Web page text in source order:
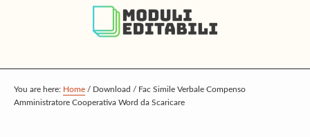
p
t
p
t
p
t
You are here: Home / Download / Fac Simile Verbale Compenso
Amministratore Cooperativa Word da Scaricare